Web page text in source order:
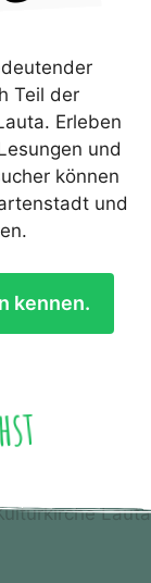
Teil der
Erleben
und
können
und
kennen.